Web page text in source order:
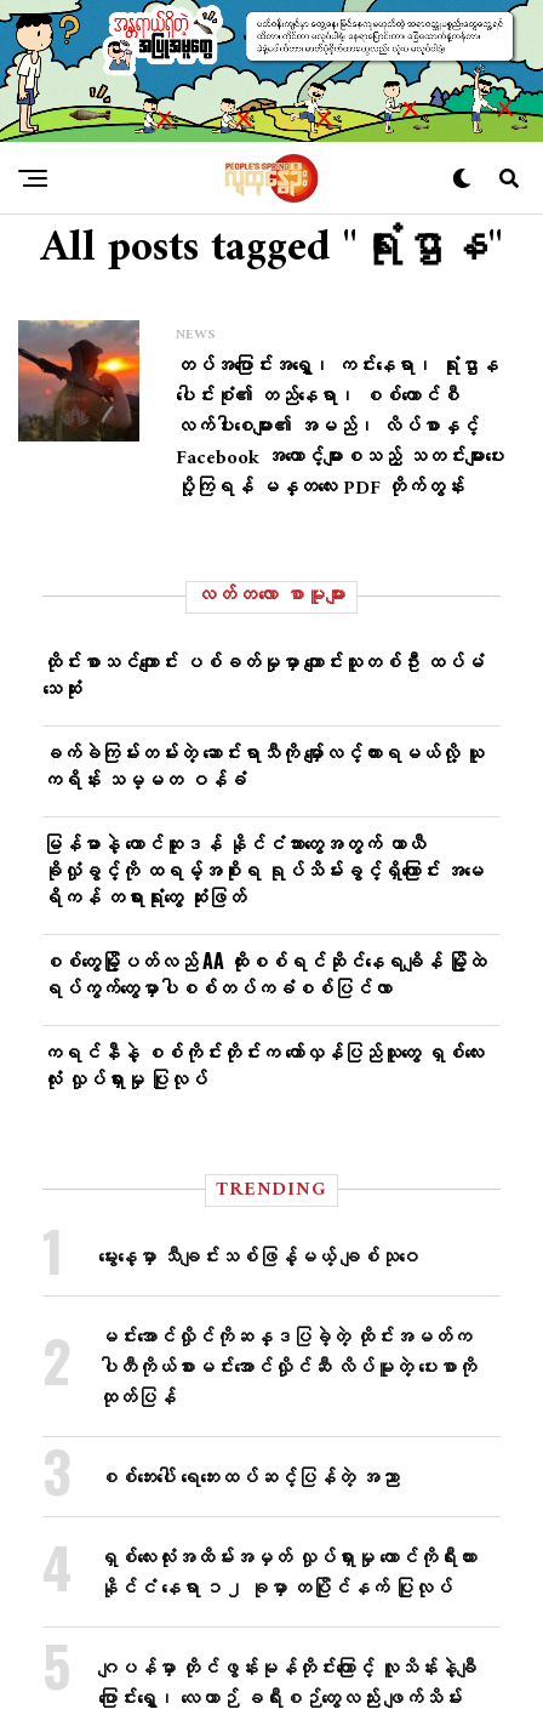
All posts tagged "ရုံးဌာန"
NEWS
တပ်အပြောင်းအရွှေ့၊ ကင်းနေရာ၊ ရုံးဌာန
ပေါင်းစုံ၏ တည်နေရာ၊ စစ်ကောင်စီ
လက်ပါးစေများ၏ အမည်၊ လိပ်စာနှင့်
Facebook အကောင့်များစသည့် သတင်းများပေး
ပို့ကြရန် မန္တလေး PDF တိုက်တွန်း
လတ်တ‌လော စာမူများ
ထိုင်းစာသင်ကျောင်း ပစ်ခတ်မှုမှာ ကျောင်းသူတစ်ဦး ထပ်မံ
သေဆုံး
ခက်ခဲကြမ်းတမ်းတဲ့ ဆောင်းရာသီကို မျှော်လင့်ထားရမယ်လို့ ယူ
ကရိန်း သမ္မတ ဝန်ခံ
မြန်မာနဲ့ တောင်ဆူဒန် နိုင်ငံသားတွေအတွက် ယာယီ
ခိုလှုံခွင့်ကို ထရမ့်အစိုးရ ရုပ်သိမ်းခွင့်ရှိကြောင်း အမေ
ရိကန် တရားရုံးတွေ ဆုံးဖြတ်
စစ်တွေမြို့ပတ်လည် AA ထိုးစစ်ရင်ဆိုင်နေရချိန် မြို့ထဲ
ရပ်ကွက်တွေမှာပါစစ်တပ်ကခံစစ်ပြင်လာ
ကရင်နီနဲ့ စစ်ကိုင်းတိုင်းက တော်လှန်ပြည်သူတွေ ရှစ်လေး
လုံး လှုပ်ရှားမှု ပြုလုပ်
TRENDING
မွေးနေ့မှာ သီချင်းသစ်ဖြန့်မယ့် ချစ်သုဝေ
မင်းအောင်လှိုင်ကိုဆန္ဒပြခဲ့တဲ့ ထိုင်းအမတ်က
ပါတီကိုယ်စားမင်းအောင်လှိုင်ဆီ လိပ်မူတဲ့ ပေးစာကို
ထုတ်ပြန်
စစ်ဘေးပေါ် ရေဘေးထပ်ဆင့်ပြန်တဲ့ အညာ
ရှစ်လေးလုံးအထိမ်းအမှတ် လှုပ်ရှားမှု တောင်ကိုရီးယား
နိုင်ငံ နေရာ ၁၂ ခုမှာ တပြိုင်နက် ပြုလုပ်
ဂျပန်မှာ တိုင်ဖွန်းမုန်တိုင်းကြောင့် လူသိန်းနဲ့ချီ
ပြောင်းရွှေ့၊ လေယာဉ် ခရီးစဉ်တွေလည်း ဖျက်သိမ်း